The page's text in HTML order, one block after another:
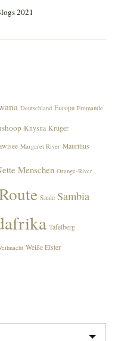
2021
Deutschland Europa Fremantle
Knysna Krüger
Margaret River Mauritius
Menschen Orange-River
Saale Sambia
Tafelberg
Weiße Elster